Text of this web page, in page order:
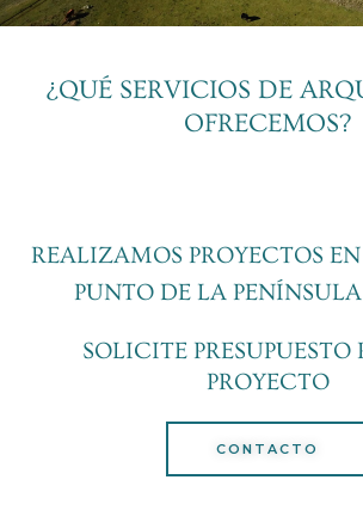
¿QUÉ SERVICIOS DE
OFRECEMOS?
REALIZAMOS PROYECTOS
PUNTO DE LA
SOLICITE PRESUPUESTO
PROYECTO
CONTACTO